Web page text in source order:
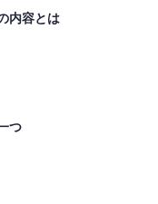
内容とは
つ